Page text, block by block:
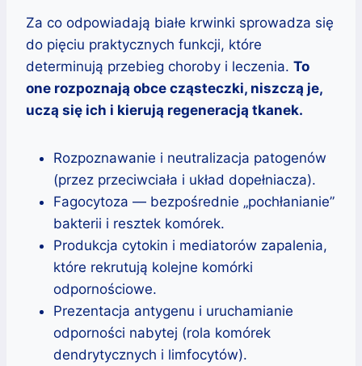
Za co odpowiadają białe krwinki sprowadza się
do pięciu praktycznych funkcji, które
determinują przebieg choroby i leczenia. To
one rozpoznają obce cząsteczki, niszczą je,
uczą się ich i kierują regeneracją tkanek.
Rozpoznawanie i neutralizacja patogenów
(przez przeciwciała i układ dopełniacza).
Fagocytoza — bezpośrednie „pochłanianie”
bakterii i resztek komórek.
Produkcja cytokin i mediatorów zapalenia,
które rekrutują kolejne komórki
odpornościowe.
Prezentacja antygenu i uruchamianie
odporności nabytej (rola komórek
dendrytycznych i limfocytów).